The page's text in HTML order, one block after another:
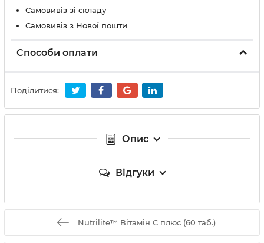
Самовивіз зі складу
Самовивіз з Нової пошти
Способи оплати
Поділитися:
Опис
Відгуки
Nutrilite™ Вітамін C плюс (60 таб.)